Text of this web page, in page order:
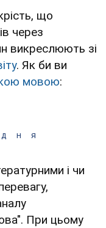
що
через
викреслюють зі
. Як би ви
мовою:
і чи
При цьому